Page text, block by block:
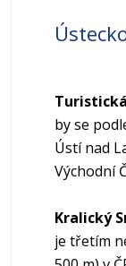
Obce
Okresy
Územní
by se
Ústí nad
Východní
Kralický
je třetím